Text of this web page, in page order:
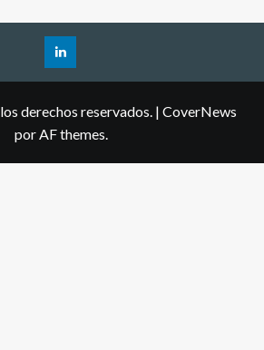
derechos reservados. | CoverNews
por AF themes.